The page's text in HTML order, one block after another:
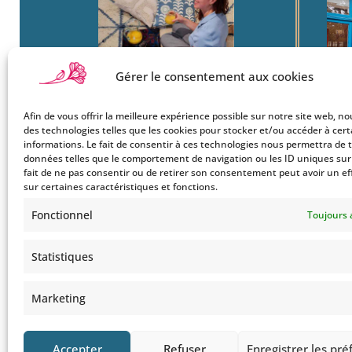
Gérer le consentement aux cookies
Afin de vous offrir la meilleure expérience possible sur notre site web,
des technologies telles que les cookies pour stocker et/ou accéder à
informations. Le fait de consentir à ces technologies nous permettra de
données telles que le comportement de navigation ou les ID uniques sur
fait de ne pas consentir ou de retirer son consentement peut avoir un
sur certaines caractéristiques et fonctions.
Fonctionnel Toujours
Statistiques
Marketing
Accepter Refuser Enregistrer les
Boutique
Mon Compte
Le Style Bohemians
22